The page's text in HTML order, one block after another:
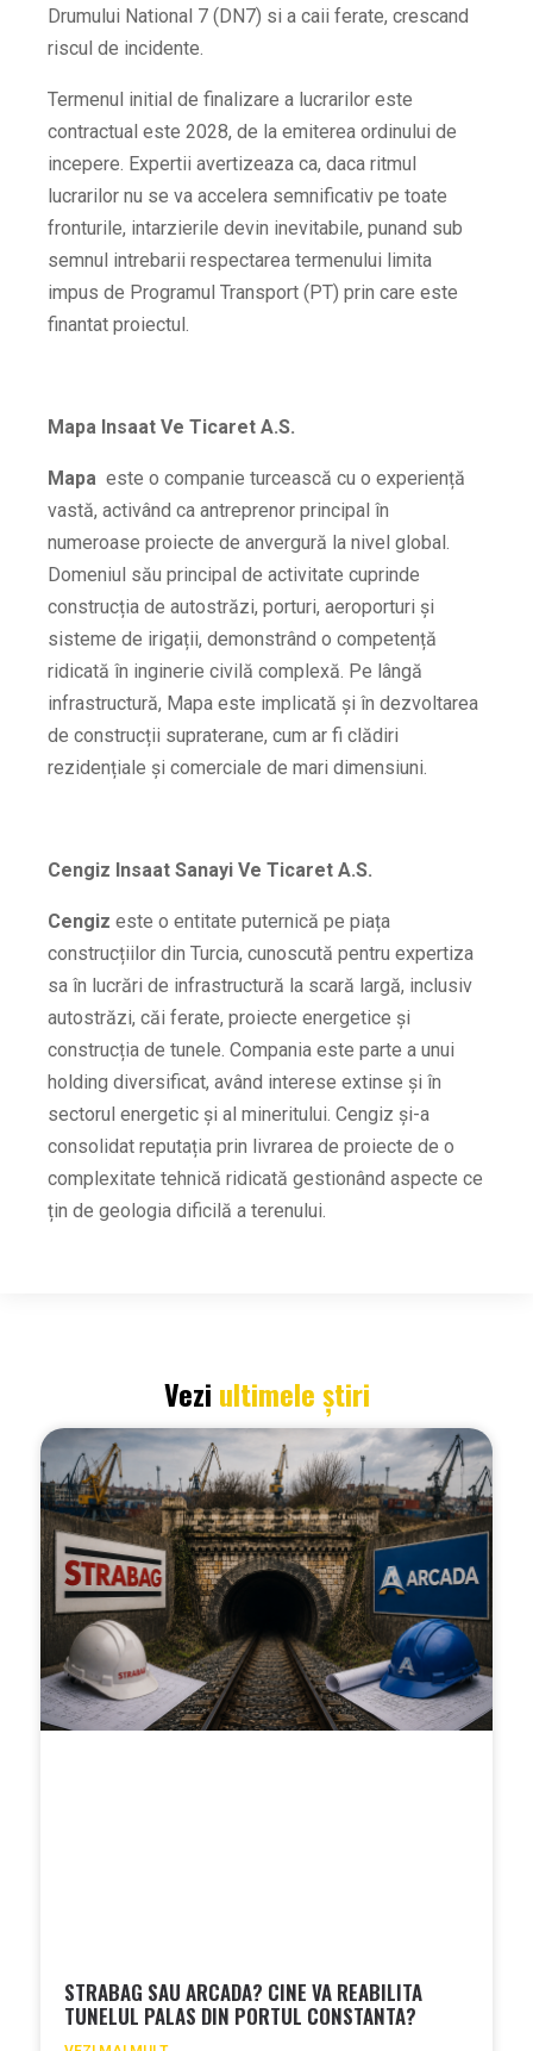
Drumului National 7 (DN7) si a caii ferate, crescand
riscul de incidente.
Termenul initial de finalizare a lucrarilor este
contractual este 2028, de la emiterea ordinului de
incepere. Expertii avertizeaza ca, daca ritmul
lucrarilor nu se va accelera semnificativ pe toate
fronturile, intarzierile devin inevitabile, punand sub
semnul intrebarii respectarea termenului limita
impus de Programul Transport (PT) prin care este
finantat proiectul.
Mapa Insaat Ve Ticaret A.S.
Mapa este o companie turcească cu o experiență
vastă, activând ca antreprenor principal în
numeroase proiecte de anvergură la nivel global.
Domeniul său principal de activitate cuprinde
construcția de autostrăzi, porturi, aeroporturi și
sisteme de irigații, demonstrând o competență
ridicată în inginerie civilă complexă. Pe lângă
infrastructură, Mapa este implicată și în dezvoltarea
de construcții supraterane, cum ar fi clădiri
rezidențiale și comerciale de mari dimensiuni.
Cengiz Insaat Sanayi Ve Ticaret A.S.
Cengiz este o entitate puternică pe piața
construcțiilor din Turcia, cunoscută pentru expertiza
sa în lucrări de infrastructură la scară largă, inclusiv
autostrăzi, căi ferate, proiecte energetice și
construcția de tunele. Compania este parte a unui
holding diversificat, având interese extinse și în
sectorul energetic și al mineritului. Cengiz și-a
consolidat reputația prin livrarea de proiecte de o
complexitate tehnică ridicată gestionând aspecte ce
țin de geologia dificilă a terenului.
Vezi ultimele știri
STRABAG SAU ARCADA? CINE VA REABILITA
TUNELUL PALAS DIN PORTUL CONSTANTA?